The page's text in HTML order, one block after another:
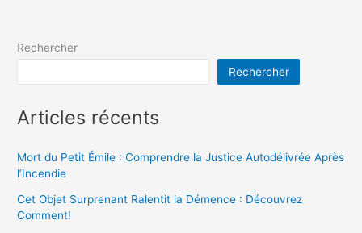
Rechercher
Rechercher
Articles récents
Mort du Petit Émile : Comprendre la Justice Autodélivrée Après
l’Incendie
Cet Objet Surprenant Ralentit la Démence : Découvrez
Comment!